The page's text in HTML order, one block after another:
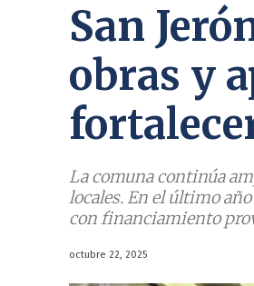
San
obras y
La comuna continúa
locales. En el último
con financiamiento
octubre 22, 2025